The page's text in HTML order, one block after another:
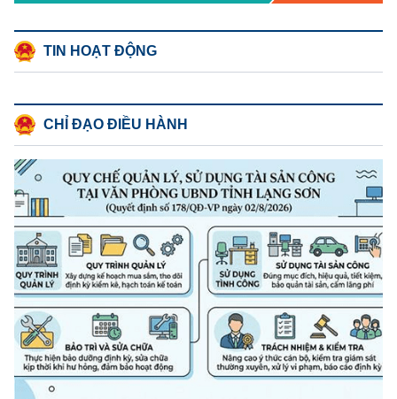
TIN HOẠT ĐỘNG
CHỈ ĐẠO ĐIỀU HÀNH